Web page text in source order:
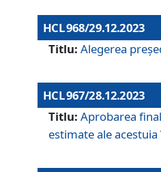
HCL 968/29.12.2023
Titlu: Alegerea
HCL 967/28.12.2023
Titlu: Aprobarea
estimate ale